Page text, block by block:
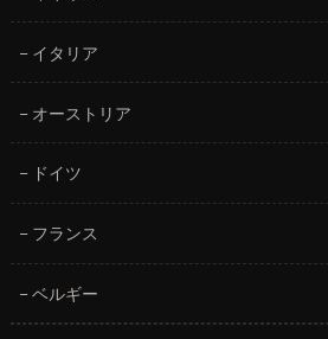
イタリア
オーストリア
ドイツ
フランス
ベルギー